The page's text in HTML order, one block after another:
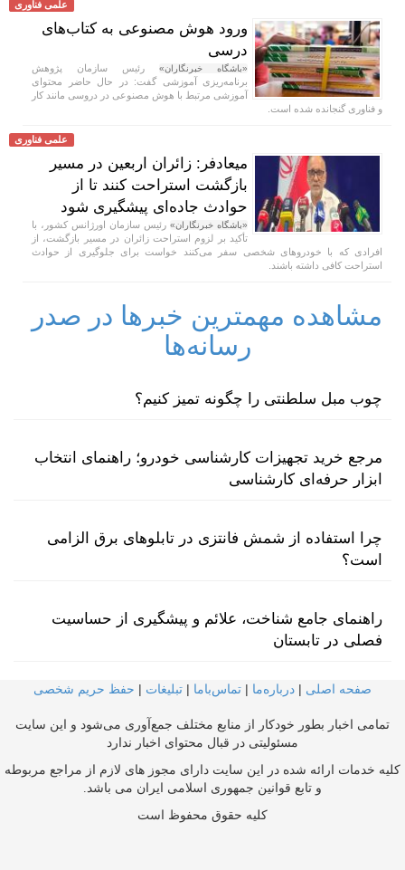
علمی فناوری
ورود هوش مصنوعی به کتاب‌های
درسی
«باشگاه خبرنگاران» رئیس سازمان پژوهش
برنامه‌ریزی آموزشی گفت: در حال حاضر محتوای
آموزشی مرتبط با هوش مصنوعی در دروسی مانند کار
و فناوری گنجانده شده است.
علمی فناوری
میعادفر: زائران اربعین در مسیر
بازگشت استراحت کنند تا از
حوادث جاده‌ای پیشگیری شود
«باشگاه خبرنگاران» رئیس سازمان اورژانس کشور، با
تأکید بر لزوم استراحت زائران در مسیر بازگشت، از
افرادی که با خودروهای شخصی سفر می‌کنند خواست برای جلوگیری از حوادث
استراحت کافی داشته باشند.
مشاهده مهمترین خبرها در صدر
رسانه‌ها
چوب مبل سلطنتی را چگونه تمیز کنیم؟
مرجع خرید تجهیزات کارشناسی خودرو؛ راهنمای انتخاب
ابزار حرفه‌ای کارشناسی
چرا استفاده از شمش فانتزی در تابلوهای برق الزامی
است؟
راهنمای جامع شناخت، علائم و پیشگیری از حساسیت
فصلی در تابستان
صفحه اصلی | درباره‌ما | تماس‌با‌ما | تبلیغات | حفظ حریم شخصی
تمامی اخبار بطور خودکار از منابع مختلف جمع‌آوری می‌شود و این سایت
مسئولیتی در قبال محتوای اخبار ندارد
کلیه خدمات ارائه شده در این سایت دارای مجوز های لازم از مراجع مربوطه
و تابع قوانین جمهوری اسلامی ایران می باشد.
کلیه حقوق محفوظ است